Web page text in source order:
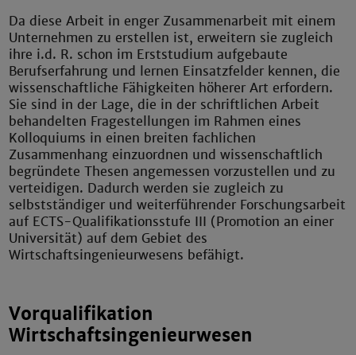
Da diese Arbeit in enger Zusammenarbeit mit einem
Unternehmen zu erstellen ist, erweitern sie zugleich
ihre i.d. R. schon im Erststudium aufgebaute
Berufserfahrung und lernen Einsatzfelder kennen, die
wissenschaftliche Fähigkeiten höherer Art erfordern.
Sie sind in der Lage, die in der schriftlichen Arbeit
behandelten Fragestellungen im Rahmen eines
Kolloquiums in einen breiten fachlichen
Zusammenhang einzuordnen und wissenschaftlich
begründete Thesen angemessen vorzustellen und zu
verteidigen. Dadurch werden sie zugleich zu
selbstständiger und weiterführender Forschungsarbeit
auf ECTS-Qualifikationsstufe III (Promotion an einer
Universität) auf dem Gebiet des
Wirtschaftsingenieurwesens befähigt.
Vorqualifikation
Wirtschaftsingenieurwesen